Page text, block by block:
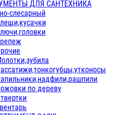
ДЛЯ САНТЕХНИКА
слесарный
по дереву